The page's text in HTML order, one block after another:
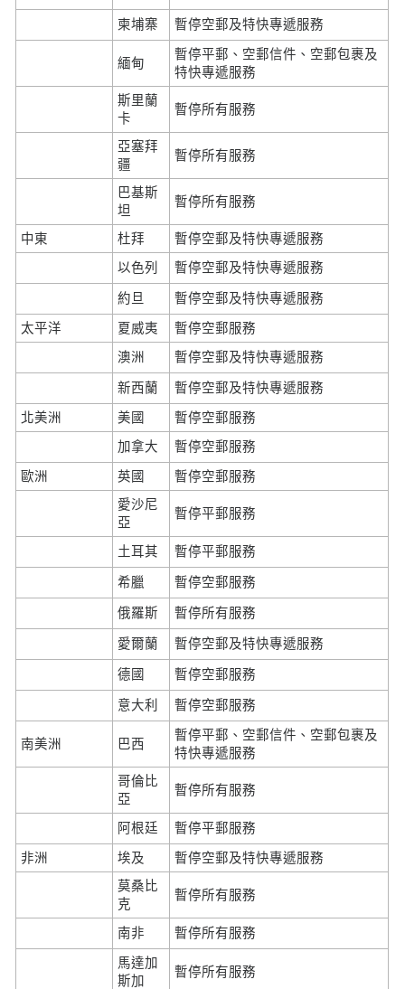
柬埔寨 暫停空郵及特快專遞服務
緬甸
暫停平郵、空郵信件、空郵包裹及
特快專遞服務
斯里蘭
卡
暫停所有服務
亞塞拜
疆
暫停所有服務
巴基斯
坦
暫停所有服務
中東 杜拜
暫停空郵及特快專遞服務
以色列
暫停空郵及特快專遞服務
約旦 暫停空郵及特快專遞服務
太平洋 夏威夷
暫停空郵服務
澳洲
暫停空郵及特快專遞服務
新西蘭 暫停空郵及特快專遞服務
北美洲 美國
暫停空郵服務
加拿大
暫停空郵服務
歐洲 英國
暫停空郵服務
愛沙尼
亞
暫停平郵服務
土耳其 暫停平郵服務
希臘 暫停空郵服務
俄羅斯 暫停所有服務
愛爾蘭 暫停空郵及特快專遞服務
德國 暫停空郵服務
意大利 暫停空郵服務
南美洲 巴西
暫停平郵、空郵信件、空郵包裹及
特快專遞服務
哥倫比
亞
暫停所有服務
阿根廷 暫停平郵服務
非洲 埃及
暫停空郵及特快專遞服務
莫桑比
克
暫停所有服務
南非 暫停所有服務
馬達加
斯加
暫停所有服務